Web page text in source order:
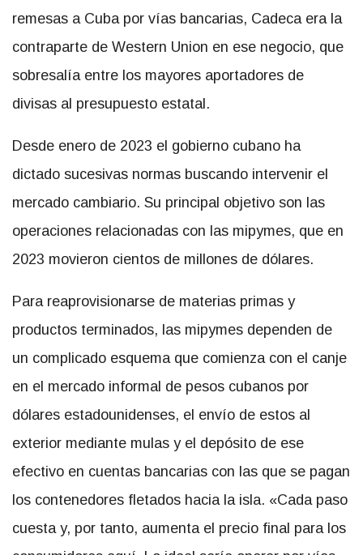
remesas a Cuba por vías bancarias, Cadeca era la
contraparte de Western Union en ese negocio, que
sobresalía entre los mayores aportadores de
divisas al presupuesto estatal.
Desde enero de 2023 el gobierno cubano ha
dictado sucesivas normas buscando intervenir el
mercado cambiario. Su principal objetivo son las
operaciones relacionadas con las mipymes, que en
2023 movieron cientos de millones de dólares.
Para reaprovisionarse de materias primas y
productos terminados, las mipymes dependen de
un complicado esquema que comienza con el canje
en el mercado informal de pesos cubanos por
dólares estadounidenses, el envío de estos al
exterior mediante mulas y el depósito de ese
efectivo en cuentas bancarias con las que se pagan
los contenedores fletados hacia la isla. «Cada paso
cuesta y, por tanto, aumenta el precio final para los